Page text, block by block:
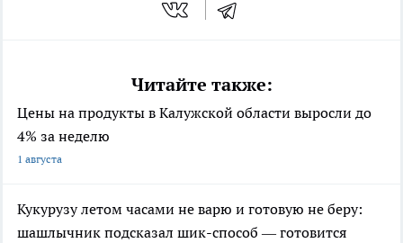
Читайте также:
Цены на продукты в Калужской области выросли до
4% за неделю
1 августа
Кукурузу летом часами не варю и готовую не беру:
шашлычник подсказал шик-способ — готовится